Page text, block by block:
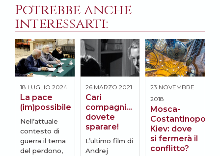
Potrebbe anche
interessarti:
18 LUGLIO 2024
La pace
(im)possibile
Nell’attuale
contesto di
guerra il tema
del perdono,
26 MARZO 2021
Cari
compagni…
dovete
sparare!
L’ultimo film di
Andrej
23 NOVEMBRE
2018
Mosca-
Costantinopoli-
Kiev: dove
si fermerà il
conflitto?